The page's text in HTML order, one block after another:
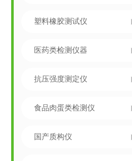
塑料橡胶测试仪
医药类检测仪器
抗压强度测定仪
食品肉蛋类检测仪
国产质构仪